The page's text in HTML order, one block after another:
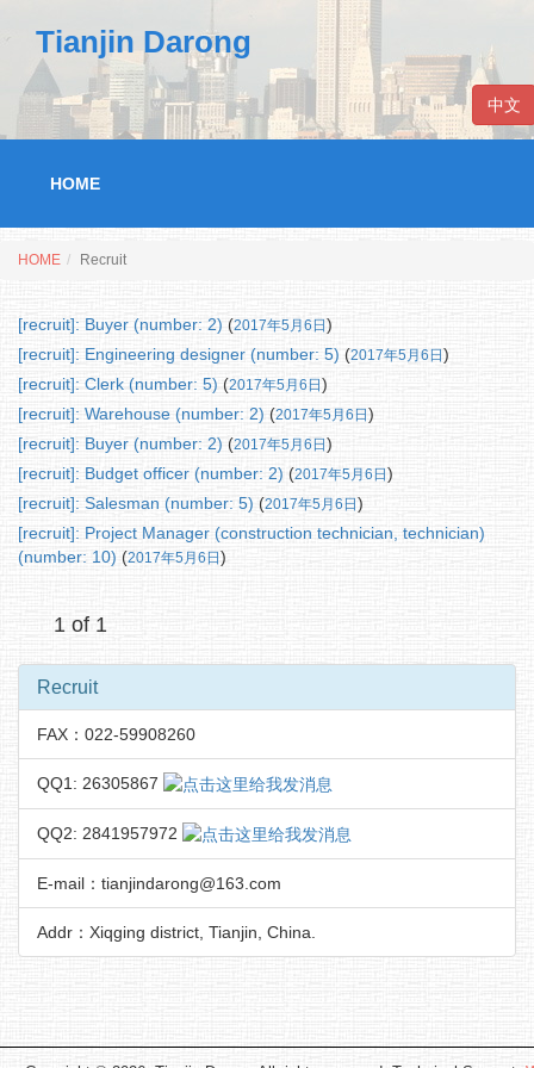
Tianjin Darong
中文
HOME
HOME Recruit
[recruit]: Buyer (number: 2) (2017年5月6日 )
[recruit]: Engineering designer (number: 5) (2017年5月6日 )
[recruit]: Clerk (number: 5) (2017年5月6日 )
[recruit]: Warehouse (number: 2) (2017年5月6日 )
[recruit]: Buyer (number: 2) (2017年5月6日 )
[recruit]: Budget officer (number: 2) (2017年5月6日 )
[recruit]: Salesman (number: 5) (2017年5月6日 )
[recruit]: Project Manager (construction technician, technician)
(number: 10) (2017年5月6日 )
1 of 1
Recruit
FAX：022-59908260
QQ1: 26305867
QQ2: 2841957972
E-mail：tianjindarong@163.com
Addr：Xiqging district, Tianjin, China.